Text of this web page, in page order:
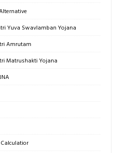
Yuva Swavlamban Yojana
Amrutam
Matrushakti Yojana